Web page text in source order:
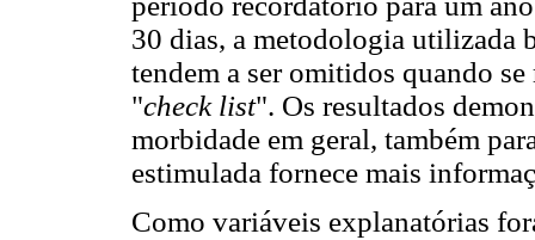
30 dias, a metodologia utilizada
tendem a ser omitidos quando
"check list". Os resultados
morbidade em geral, também
estimulada fornece mais
Como variáveis explanatórias